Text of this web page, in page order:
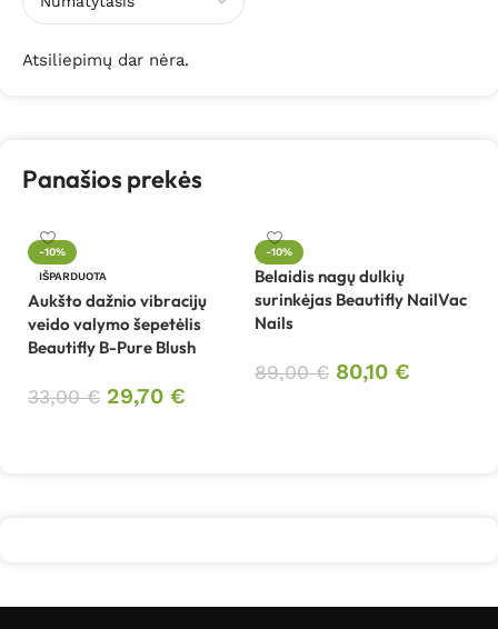
Atsiliepimų dar nėra.
Panašios prekės
-10%
IŠPARDUOTA
Aukšto dažnio vibracijų
veido valymo šepetėlis
Beautifly B-Pure Blush
33,00€ 29,70 €
-10%
Belaidis nagų dulkių
surinkėjas Beautifly NailVac
Nails
89,00€ 80,10 €